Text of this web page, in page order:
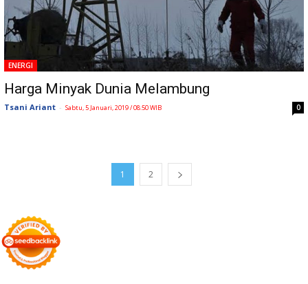
ENERGI
Harga Minyak Dunia Melambung
Tsani Ariant - Sabtu, 5 Januari, 2019 / 08:50 WIB 0
1 2